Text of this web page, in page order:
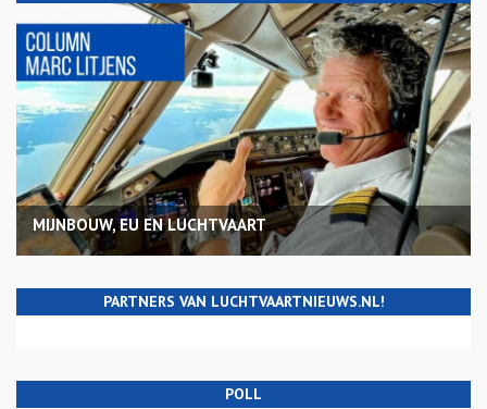
MIJNBOUW, EU EN LUCHTVAART
PARTNERS VAN LUCHTVAARTNIEUWS.NL!
POLL